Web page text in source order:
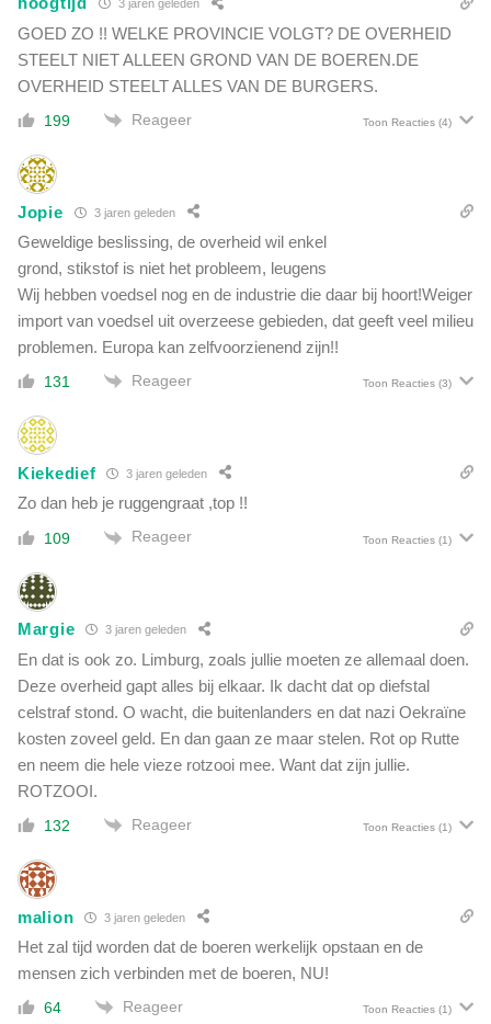
m
i
n
e
e
v
a
n
S
n
i
t
s
u
s
c
h
o
k
n
d
r
e
l
a
n
i
g
p
o
s
s
i
g
v
o
o
k
l
i
a
a
c
r
i
s
s
'
3 jaren geleden
GOED ZO !! WELKE PROVINCIE VOLGT? DE OVERHEID
STEELT NIET ALLEEN GROND VAN DE BOEREN.DE
OVERHEID STEELT ALLES VAN DE BURGERS.
199 Reageer Toon Reacties (4)
Jopie 3 jaren geleden
Geweldige beslissing, de overheid wil enkel
grond, stikstof is niet het probleem, leugens
Wij hebben voedsel nog en de industrie die daar bij hoort!Weiger
import van voedsel uit overzeese gebieden, dat geeft veel milieu
problemen. Europa kan zelfvoorzienend zijn!!
131 Reageer Toon Reacties (3)
Kiekedief 3 jaren geleden
Zo dan heb je ruggengraat ,top !!
109 Reageer Toon Reacties (1)
Margie 3 jaren geleden
En dat is ook zo. Limburg, zoals jullie moeten ze allemaal doen.
Deze overheid gapt alles bij elkaar. Ik dacht dat op diefstal
celstraf stond. O wacht, die buitenlanders en dat nazi Oekraïne
kosten zoveel geld. En dan gaan ze maar stelen. Rot op Rutte
en neem die hele vieze rotzooi mee. Want dat zijn jullie.
ROTZOOI.
132 Reageer Toon Reacties (1)
malion 3 jaren geleden
Het zal tijd worden dat de boeren werkelijk opstaan en de
mensen zich verbinden met de boeren, NU!
64 Reageer Toon Reacties (1)